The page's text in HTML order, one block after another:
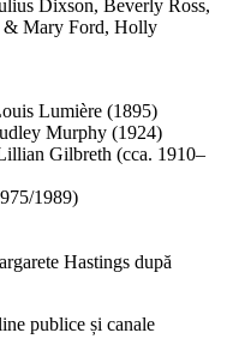
Dixson, Beverly Ross,
& Mary Ford, Holly
Lumière (1895)
Murphy (1924)
Gilbreth (cca. 1910–
1989)
Hastings după
publice și canale